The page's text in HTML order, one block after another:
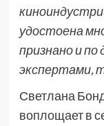
удостоена
признано и
экспертами,
Светлана
воплощает в